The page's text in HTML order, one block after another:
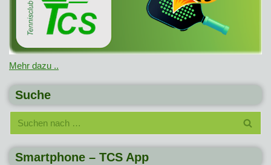
Mehr dazu ..
Suche
Smartphone – TCS App